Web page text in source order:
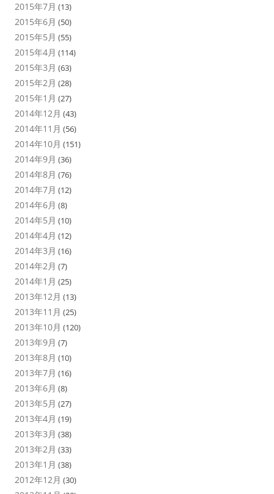
2015年7月 (13)
2015年6月 (50)
2015年5月 (55)
2015年4月 (114)
2015年3月 (63)
2015年2月 (28)
2015年1月 (27)
2014年12月 (43)
2014年11月 (56)
2014年10月 (151)
2014年9月 (36)
2014年8月 (76)
2014年7月 (12)
2014年6月 (8)
2014年5月 (10)
2014年4月 (12)
2014年3月 (16)
2014年2月 (7)
2014年1月 (25)
2013年12月 (13)
2013年11月 (25)
2013年10月 (120)
2013年9月 (7)
2013年8月 (10)
2013年7月 (16)
2013年6月 (8)
2013年5月 (27)
2013年4月 (19)
2013年3月 (38)
2013年2月 (33)
2013年1月 (38)
2012年12月 (30)